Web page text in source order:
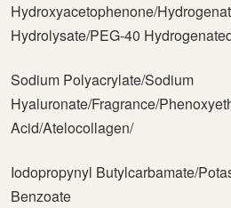
Hydroxyacetophenone/
Hydrolysate/PEG-40
Hyaluronate/Fragrance/
Acid/Atelocollagen/ 
Iodopropynyl Butylcarbamate/
Benzoate